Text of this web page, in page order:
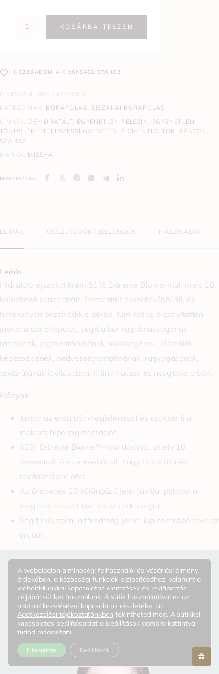
KOSÁRBA TESZEM
HOZZÁADOM A KÍVÁNSÁGLISTÁHOZ
CIKKSZÁM: MSH1473050JA
KATEGÓRIÁK: BŐRÁPOLÁS, ÉJSZAKAI BŐRÁPOLÁS
CÍMKÉK: DEHIDRATÁLT, EGYENETLEN FELSZÍN , EGYENETLEN
TÓNUS, ÉRETT, FESZESSÉGVESZTÉS, PIGMENTFOLTOK, RÁNCOK ,
SZÁRAZ
MÁRKA: MISSHA
MEGOSZTÁS
LEÍRÁS ÖSSZETEVŐK / JELLEMZŐK HASZNÁLAT
Leírás
Hidratáló éjszakai krém 51% Extreme Biome-mal, mely 10
különböző koncentrált, fermentált összetevőből áll, és
hatékonyan beszívódik a bőrbe. Klinikailag bizonyítottan
javítja a bőr állapotát, segít a bőr rugalmasságának,
ráncainak, pigmentációjának, sűrűségének, ellenálló
képességének, nedvességtartalmának, ragyogásának,
textúrájának javításában, lifting hatású és nyugtatja a bőrt.
Előnyök:
Javítja az érett bőr megjelenését és csökkenti a
makacs hiperpigmentációt.
51% Extreme Biome™-mal dúsítva, amely 10
fermentált összetevőből áll, hogy hidratálja és
revitalizálja a bőrt.
Az öregedés 10 különböző jelét javítja, például a
megereszkedett bőrt és az érdességet.
Segít leküzdeni a fáradtság jeleit, kipihentebbé téve az
arcbőrt.
A weboldalon a minőségi felhasználói és vásárlási élmény
érdekében, a közösségi funkciók biztosításához, valamint a
weboldalunkkal kapcsolatos elemzések és reklámozás
céljából sütiket használunk. A sütik használatával és az
adataid kezelésével kapcsolatos részleteket az
Adatkezelési tájékoztatónkban tekintheted meg. A sütikkel
kapcsolatos beállításaidat a Beállítások gombra kattintva
tudod módosítani.
Elfogadom Beállítások